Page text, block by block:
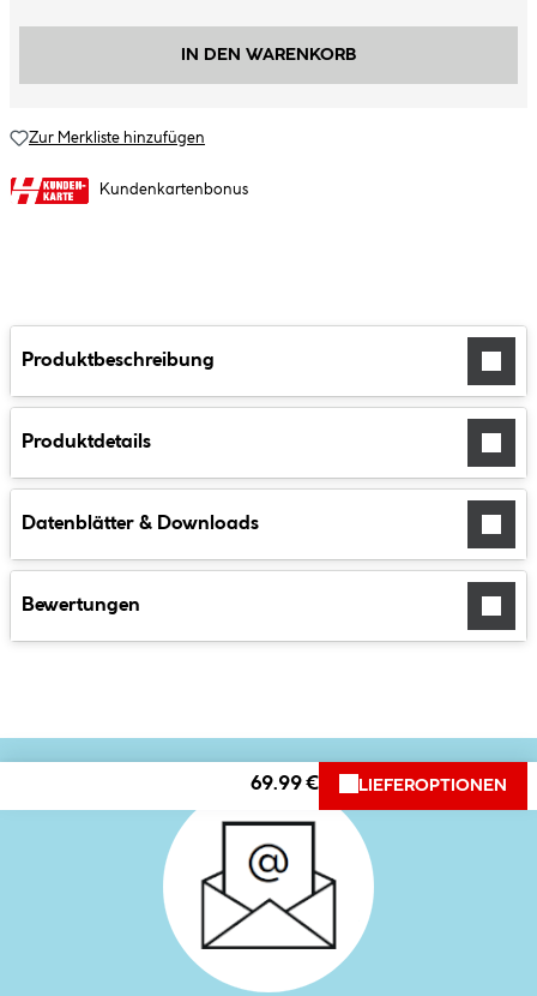
IN DEN WARENKORB
Zur Merkliste hinzufügen
Kundenkartenbonus
Produktbeschreibung
Produktdetails
Datenblätter & Downloads
Bewertungen
69.99 € LIEFEROPTIONEN